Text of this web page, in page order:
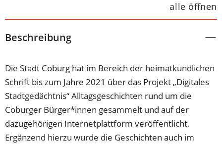
alle öffnen
Beschreibung
Die Stadt Coburg hat im Bereich der heimatkundlichen
Schrift bis zum Jahre 2021 über das Projekt „Digitales
Stadtgedächtnis“ Alltagsgeschichten rund um die
Coburger Bürger*innen gesammelt und auf der
dazugehörigen Internetplattform veröffentlicht.
Ergänzend hierzu wurde die Geschichten auch im